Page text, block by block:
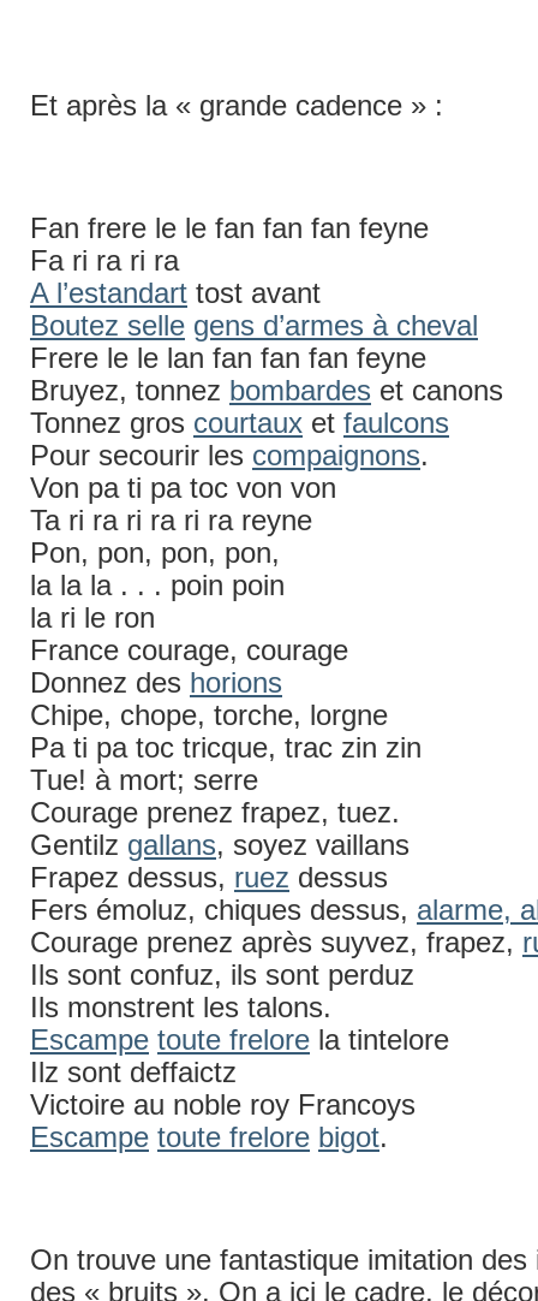
Et après la « grande cadence » :
Fan frere le le fan fan fan feyne
Fa ri ra ri ra
A l’estandart tost avant
Boutez selle gens d’armes à cheval
Frere le le lan fan fan fan feyne
Bruyez, tonnez bombardes et canons
Tonnez gros courtaux et faulcons
Pour secourir les compaignons.
Von pa ti pa toc von von
Ta ri ra ri ra ri ra reyne
Pon, pon, pon, pon,
la la la . . . poin poin
la ri le ron
France courage, courage
Donnez des horions
Chipe, chope, torche, lorgne
Pa ti pa toc tricque, trac zin zin
Tue! à mort; serre
Courage prenez frapez, tuez.
Gentilz gallans, soyez vaillans
Frapez dessus, ruez dessus
Fers émoluz, chiques dessus, alarme,
Courage prenez après suyvez, frapez,
Ils sont confuz, ils sont perduz
Ils monstrent les talons.
Escampe toute frelore la tintelore
Ilz sont deffaictz
Victoire au noble roy Francoys
Escampe toute frelore bigot.
On trouve une fantastique imitation
des « bruits ». On a ici le cadre, le